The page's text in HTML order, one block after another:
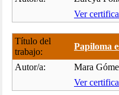
Ver
Título del
trabajo:
Papiloma
Autor/a:
Mara
Ver